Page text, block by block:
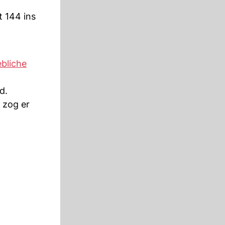
144 ins
zog er